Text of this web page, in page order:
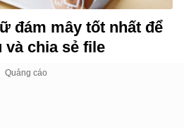
đám mây tốt nhất để
và chia sẻ file